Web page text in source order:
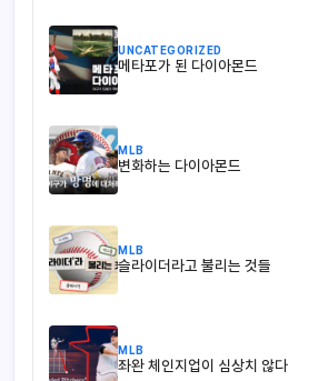
UNCATEGORIZED
메타포가 된 다이아몬드
MLB
변화하는 다이아몬드
MLB
슬라이더라고 불리는 것들
MLB
좌완 체인지업이 심상치 않다